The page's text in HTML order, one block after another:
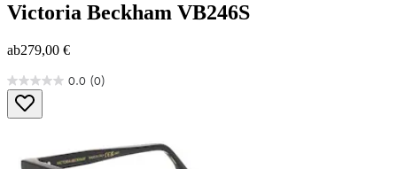
Victoria Beckham VB246S
ab279,00 €
0.0 (0)
0.0
von
5